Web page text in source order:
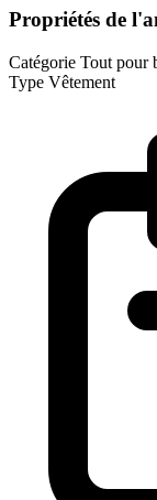
Propriétés de
Catégorie Tout pour
Type Vêtement